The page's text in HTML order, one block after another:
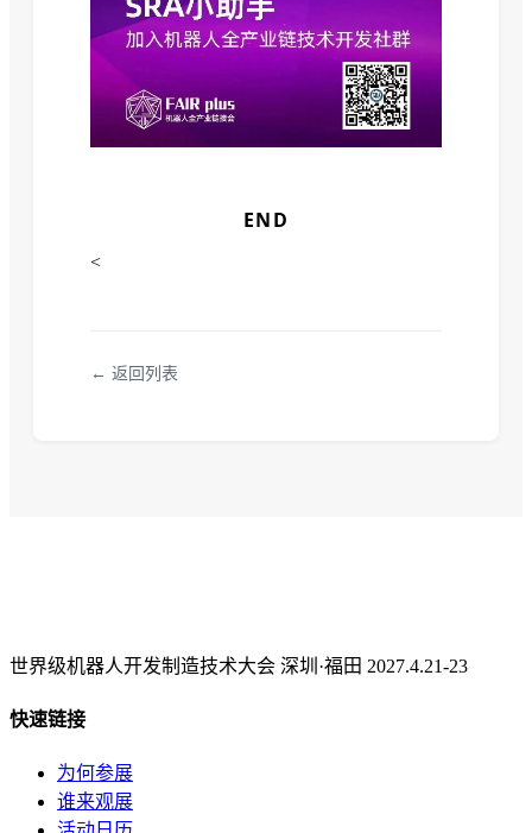
END
<
← 返回列表
世界级机器人开发制造技术大会 深圳·福田 2027.4.21-23
快速链接
为何参展
谁来观展